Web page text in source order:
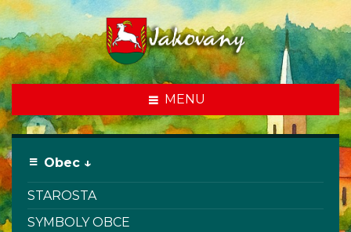
MENU
Obec ↓
STAROSTA
SYMBOLY OBCE